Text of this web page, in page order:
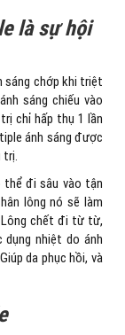
là sự hội
chớp khi triệt
sáng chiếu vào
chỉ hấp thụ 1 lần
ánh sáng được
trị.
thể đi sâu vào tận
lông nó sẽ làm
Lông chết đi từ từ,
nhiệt do ánh
da phục hồi, và